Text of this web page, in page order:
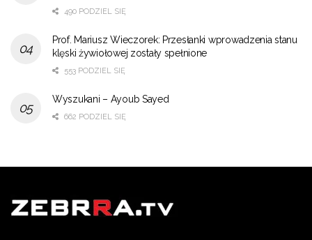
490 PODZIEL SIĘ
Prof. Mariusz Wieczorek: Przesłanki wprowadzenia stanu
klęski żywiołowej zostały spełnione
553 PODZIEL SIĘ
Wyszukani – Ayoub Sayed
662 PODZIEL SIĘ